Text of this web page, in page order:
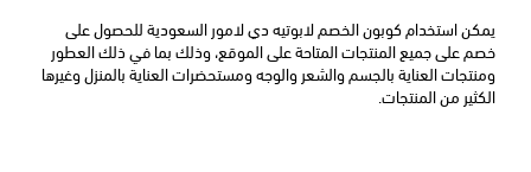
الكثير من المنتجات.